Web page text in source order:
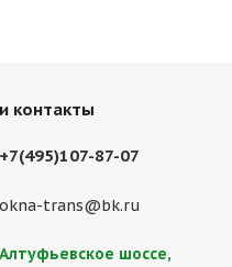
контакты
+7(495)107-87-07
okna-trans@bk.ru
Алтуфьевское шоссе,